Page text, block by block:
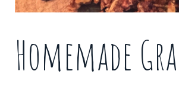
Homemade